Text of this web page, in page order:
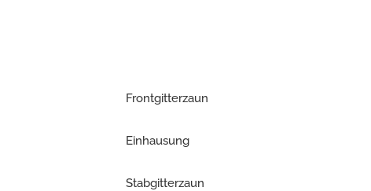
Frontgitterzaun
Einhausung
Stabgitterzaun